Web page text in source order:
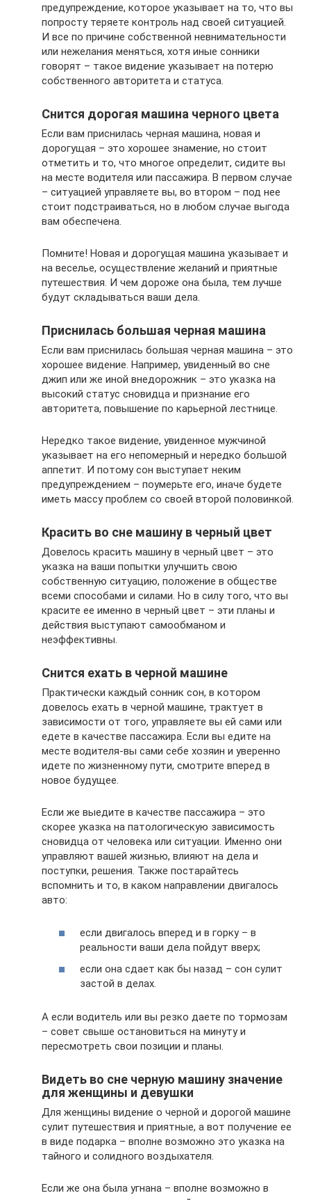
предупреждение, которое указывает на то, что вы
попросту теряете контроль над своей ситуацией.
И все по причине собственной невнимательности
или нежелания меняться, хотя иные сонники
говорят – такое видение указывает на потерю
собственного авторитета и статуса.
Снится дорогая машина черного цвета
Если вам приснилась черная машина, новая и
дорогущая – это хорошее знамение, но стоит
отметить и то, что многое определит, сидите вы
на месте водителя или пассажира. В первом случае
– ситуацией управляете вы, во втором – под нее
стоит подстраиваться, но в любом случае выгода
вам обеспечена.
Помните! Новая и дорогущая машина указывает и
на веселье, осуществление желаний и приятные
путешествия. И чем дороже она была, тем лучше
будут складываться ваши дела.
Приснилась большая черная машина
Если вам приснилась большая черная машина – это
хорошее видение. Например, увиденный во сне
джип или же иной внедорожник – это указка на
высокий статус сновидца и признание его
авторитета, повышение по карьерной лестнице.
Нередко такое видение, увиденное мужчиной
указывает на его непомерный и нередко большой
аппетит. И потому сон выступает неким
предупреждением – поумерьте его, иначе будете
иметь массу проблем со своей второй половинкой.
Красить во сне машину в черный цвет
Довелось красить машину в черный цвет – это
указка на ваши попытки улучшить свою
собственную ситуацию, положение в обществе
всеми способами и силами. Но в силу того, что вы
красите ее именно в черный цвет – эти планы и
действия выступают самообманом и
неэффективны.
Снится ехать в черной машине
Практически каждый сонник сон, в котором
довелось ехать в черной машине, трактует в
зависимости от того, управляете вы ей сами или
едете в качестве пассажира. Если вы едите на
месте водителя-вы сами себе хозяин и уверенно
идете по жизненному пути, смотрите вперед в
новое будущее.
Если же выедите в качестве пассажира – это
скорее указка на патологическую зависимость
сновидца от человека или ситуации. Именно они
управляют вашей жизнью, влияют на дела и
поступки, решения. Также постарайтесь
вспомнить и то, в каком направлении двигалось
авто:
если двигалось вперед и в горку – в
реальности ваши дела пойдут вверх;
если она сдает как бы назад – сон сулит
застой в делах.
А если водитель или вы резко даете по тормозам
– совет свыше остановиться на минуту и
пересмотреть свои позиции и планы.
Видеть во сне черную машину значение
для женщины и девушки
Для женщины видение о черной и дорогой машине
сулит путешествия и приятные, а вот получение ее
в виде подарка – вполне возможно это указка на
тайного и солидного воздыхателя.
Если же она была угнана – вполне возможно в